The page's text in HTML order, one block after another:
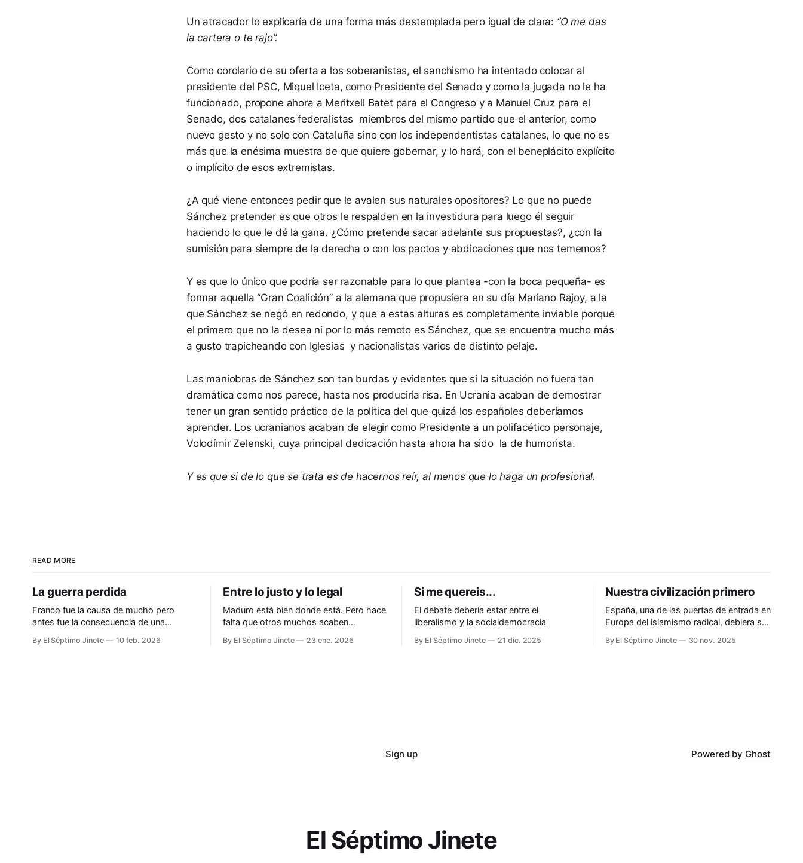
Un atracador lo explicaría de una forma más destemplada pero igual de clara: “O me das
la cartera o te rajo”.
Como corolario de su oferta a los soberanistas, el sanchismo ha intentado colocar al
presidente del PSC, Miquel Iceta, como Presidente del Senado y como la jugada no le ha
funcionado, propone ahora a Meritxell Batet para el Congreso y a Manuel Cruz para el
Senado, dos catalanes federalistas miembros del mismo partido que el anterior, como
nuevo gesto y no solo con Cataluña sino con los independentistas catalanes, lo que no es
más que la enésima muestra de que quiere gobernar, y lo hará, con el beneplácito explícito
o implícito de esos extremistas.
¿A qué viene entonces pedir que le avalen sus naturales opositores? Lo que no puede
Sánchez pretender es que otros le respalden en la investidura para luego él seguir
haciendo lo que le dé la gana. ¿Cómo pretende sacar adelante sus propuestas?, ¿con la
sumisión para siempre de la derecha o con los pactos y abdicaciones que nos tememos?
Y es que lo único que podría ser razonable para lo que plantea -con la boca pequeña- es
formar aquella “Gran Coalición” a la alemana que propusiera en su día Mariano Rajoy, a la
que Sánchez se negó en redondo, y que a estas alturas es completamente inviable porque
el primero que no la desea ni por lo más remoto es Sánchez, que se encuentra mucho más
a gusto trapicheando con Iglesias y nacionalistas varios de distinto pelaje.
Las maniobras de Sánchez son tan burdas y evidentes que si la situación no fuera tan
dramática como nos parece, hasta nos produciría risa. En Ucrania acaban de demostrar
tener un gran sentido práctico de la política del que quizá los españoles deberíamos
aprender. Los ucranianos acaban de elegir como Presidente a un polifacético personaje,
Volodímir Zelenski, cuya principal dedicación hasta ahora ha sido la de humorista.
Y es que si de lo que se trata es de hacernos reír, al menos que lo haga un profesional.
READ MORE
La guerra perdida
Franco fue la causa de mucho pero
antes fue la consecuencia de una
By El Séptimo Jinete 10 feb. 2026
Entre lo justo y lo legal
Maduro está bien donde está. Pero hace
falta que otros muchos acaben
By El Séptimo Jinete 23 ene. 2026
Si me quereis...
El debate debería estar entre el
liberalismo y la socialdemocracia
By El Séptimo Jinete 21 dic. 2025
Nuestra civilización primero
España, una de las puertas de entrada en
Europa del islamismo radical, debiera ser
By El Séptimo Jinete 30 nov. 2025
Sign up Powered byGhost
El Séptimo Jinete